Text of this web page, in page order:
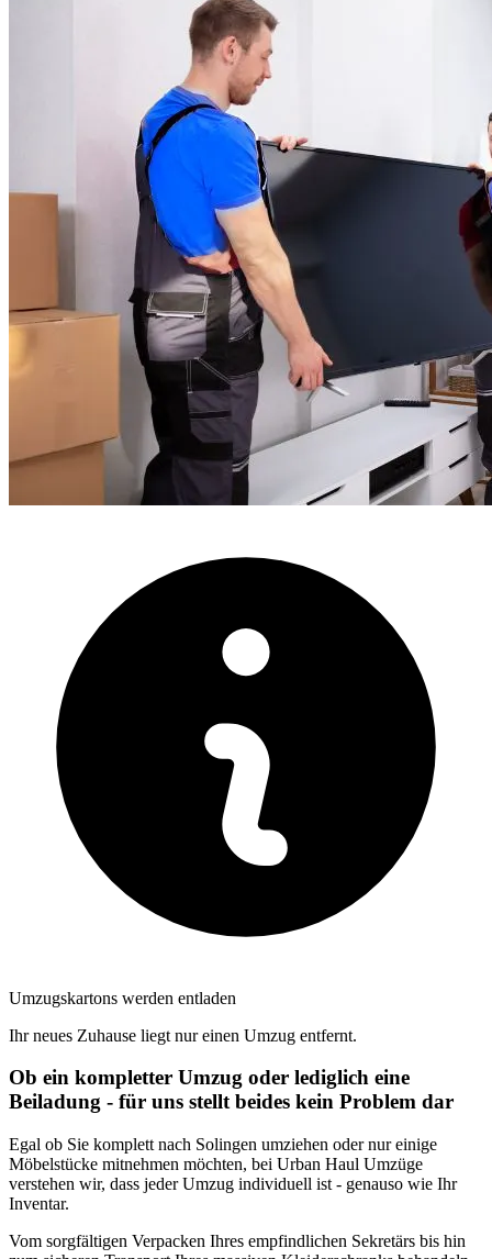
Umzugskartons werden entladen
Ihr neues Zuhause liegt nur einen Umzug entfernt.
Ob ein kompletter Umzug oder lediglich eine
Beiladung - für uns stellt beides kein Problem dar
Egal ob Sie komplett nach Solingen umziehen oder nur einige
Möbelstücke mitnehmen möchten, bei Urban Haul Umzüge
verstehen wir, dass jeder Umzug individuell ist - genauso wie Ihr
Inventar.
Vom sorgfältigen Verpacken Ihres empfindlichen Sekretärs bis hin